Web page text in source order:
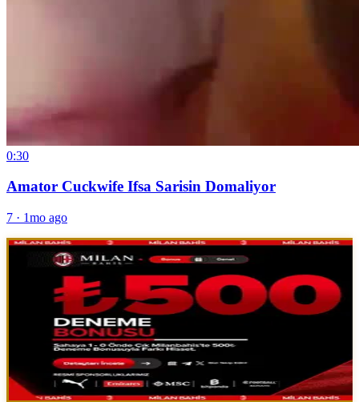
0:30
Amator Cuckwife Ifsa Sarisin Domaliyor
7 · 1mo ago